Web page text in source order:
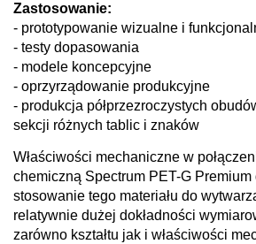
Zastosowanie:
- prototypowanie wizualne i
- testy dopasowania
- modele koncepcyjne
- oprzyrządowanie produkcyjne
- produkcja półprzezroczystych
sekcji różnych tablic i znaków
Właściwości mechaniczne w
chemiczną Spectrum PET-G Premium
stosowanie tego materiału do
relatywnie dużej dokładności
zarówno kształtu jak i właściwości